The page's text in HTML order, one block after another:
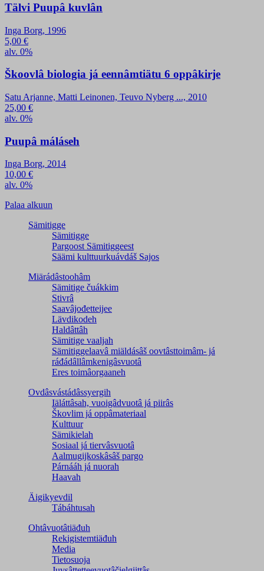
Tälvi Puupâ kuvlân
Inga Borg, 1996
5,00 €
alv. 0%
Škoovlâ biologia já eennâmtiätu 6 oppâkirje
Satu Arjanne, Matti Leinonen, Teuvo Nyberg ..., 2010
25,00 €
alv. 0%
Puupâ máláseh
Inga Borg, 2014
10,00 €
alv. 0%
Palaa alkuun
Sämitigge
Sämitigge
Pargoost Sämitiggeest
Säämi kulttuurkuávdáš Sajos
Miärádâstoohâm
Sämitige čuákkim
Stivrâ
Saavâjođetteijee
Lävdikodeh
Haldâttâh
Sämitige vaaljah
Sämitiggelaavâ miäldásâš oovtâsttoimâm- já
ráđádâllâmkenigâsvuotâ
Eres toimâorgaaneh
Ovdâsvástádâssyergih
Iäláttâsah, vuoigâdvuotâ já piirâs
Škovlim já oppâmateriaal
Kulttuur
Sämikielah
Sosiaal já tiervâsvuotâ
Aalmugijkoskâsâš pargo
Párnááh já nuorah
Haavah
Äigikyevdil
Tábáhtusah
Ohtâvuotâtiäđuh
Rekigistemtiäđuh
Media
Tietosuoja